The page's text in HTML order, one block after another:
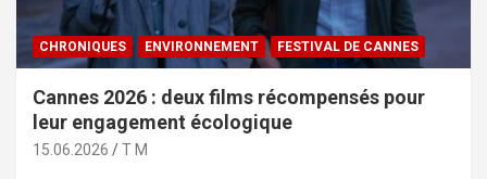
CHRONIQUES ENVIRONNEMENT FESTIVAL DE CANNES
Cannes 2026 : deux films récompensés pour
leur engagement écologique
15.06.2026 T M